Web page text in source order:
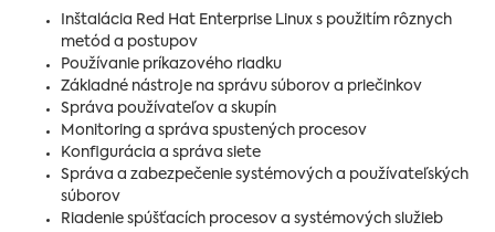
Inštalácia Red Hat Enterprise Linux s použitím rôznych
metód a postupov
Používanie príkazového riadku
Základné nástroje na správu súborov a priečinkov
Správa používateľov a skupín
Monitoring a správa spustených procesov
Konfigurácia a správa siete
Správa a zabezpečenie systémových a používateľských
súborov
Riadenie spúšťacích procesov a systémových služieb